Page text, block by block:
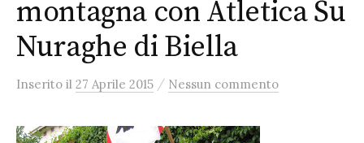
montagna con Atletica Su
Nuraghe di Biella
Inserito il 27 Aprile 2015 / Nessun commento